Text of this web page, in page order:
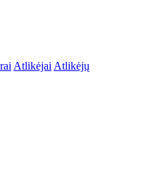
Atlikėjai Atlikėjų